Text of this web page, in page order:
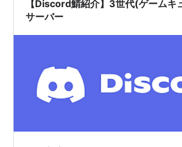
【Discord鯖紹介】3世代(ゲームキ
サーバー